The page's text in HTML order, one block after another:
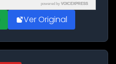
powered by VOICEXPRESS
Ver Original